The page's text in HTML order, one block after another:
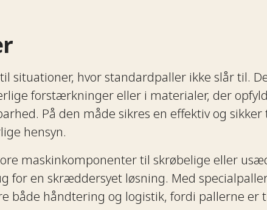
situationer, hvor standardpaller ikke slår til.
forstærkninger eller i materialer, der
På den måde sikres en effektiv og
maskinkomponenter til skrøbelige eller
for en skræddersyet løsning. Med
både håndtering og logistik, fordi pallerne er